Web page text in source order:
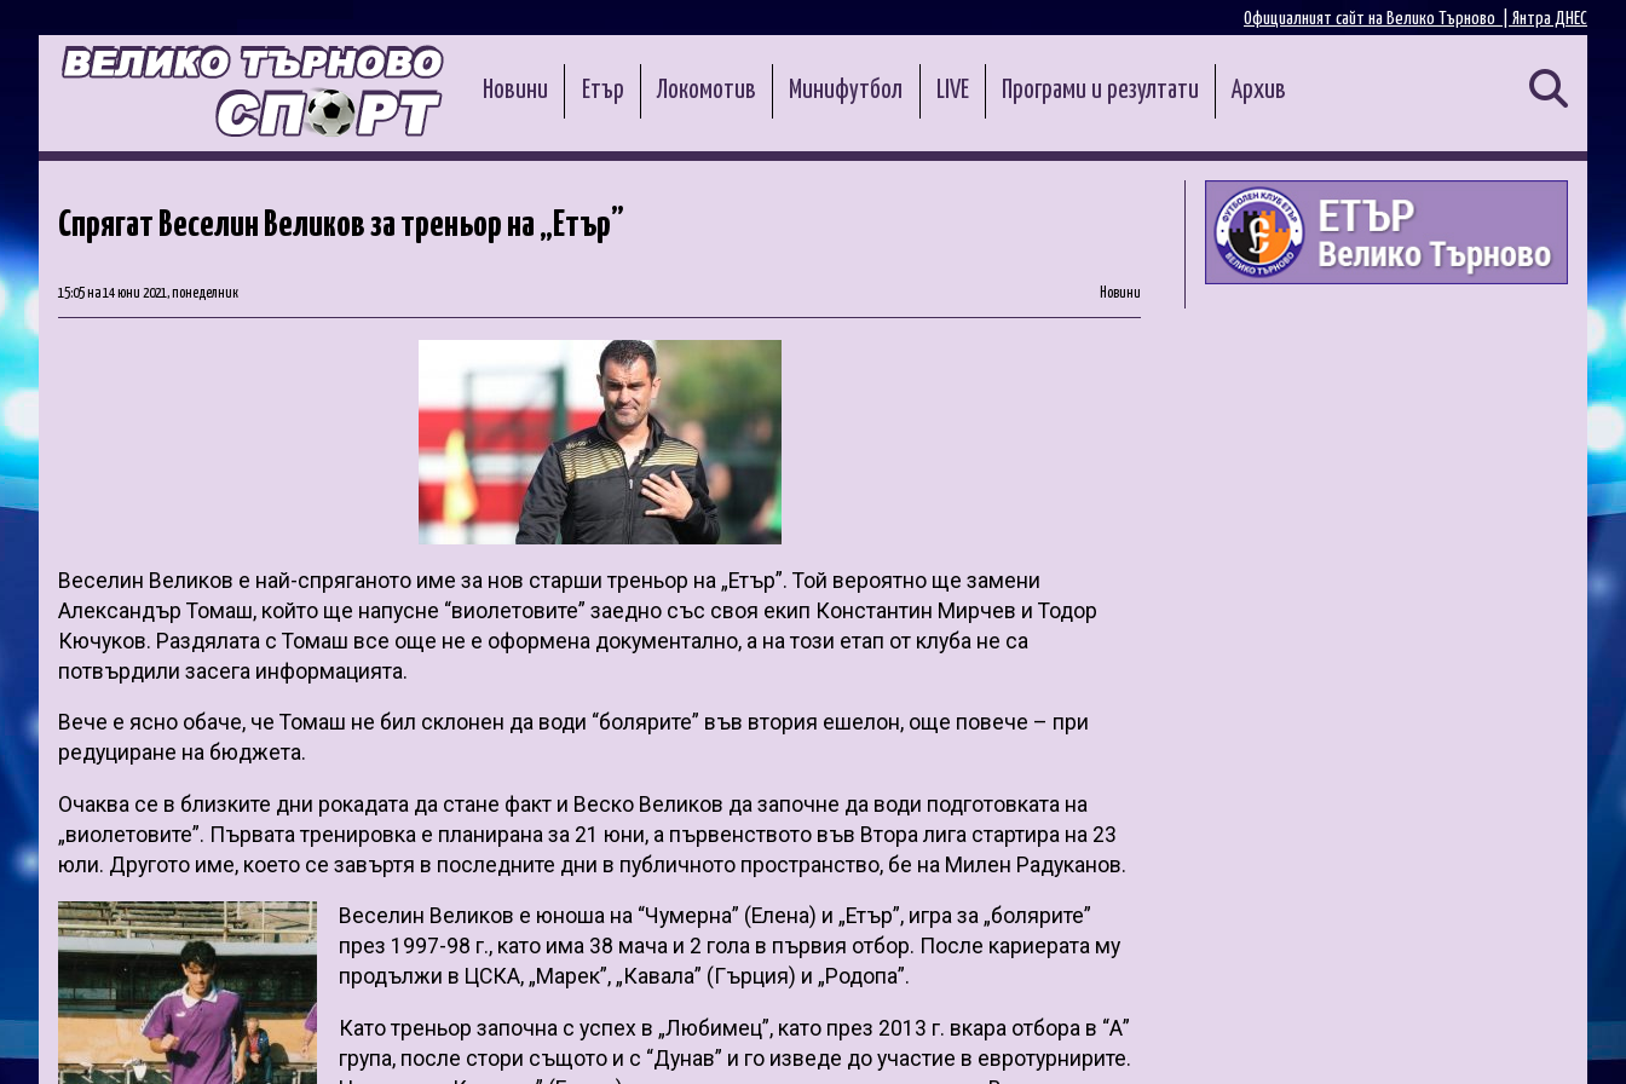
Янтра ДНЕС
Официалният сайт на Велико Търново |
Новини Етър Локомотив Минифутбол LIVE Програми и резултати Архив
Спрягат Веселин Великов за треньор на „Етър”
15:05 на 14 юни 2021, понеделник Новини
Веселин Великов е най-спряганото име за нов старши треньор на „Етър”. Той вероятно ще замени
Александър Томаш, който ще напусне “виолетовите” заедно със своя екип Константин Мирчев и Тодор
Кючуков. Раздялата с Томаш все още не е оформена документално, а на този етап от клуба не са
потвърдили засега информацията.
Вече е ясно обаче, че Томаш не бил склонен да води “болярите” във втория ешелон, още повече – при
редуциране на бюджета.
Очаква се в близките дни рокадата да стане факт и Веско Великов да започне да води подготовката на
„виолетовите”. Първата тренировка е планирана за 21 юни, а първенството във Втора лига стартира на 23
юли. Другото име, което се завъртя в последните дни в публичното пространство, бе на Милен Радуканов.
Веселин Великов е юноша на “Чумерна” (Елена) и „Етър”, игра за „болярите”
през 1997-98 г., като има 38 мача и 2 гола в първия отбор. После кариерата му
продължи в ЦСКА, „Марек”, „Кавала” (Гърция) и „Родопа”.
Като треньор започна с успех в „Любимец”, като през 2013 г. вкара отбора в “А”
група, после стори същото и с “Дунав” и го изведе до участие в евротурнирите.